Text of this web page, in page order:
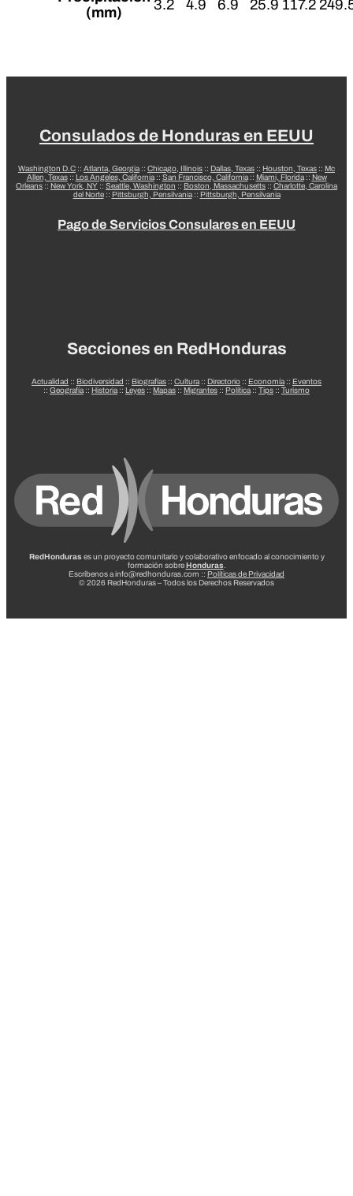
(mm)
3.2 4.9 6.9 25.9 117.2
Consulados de Honduras en EEUU
Washington D.C :: Atlanta, Georgia :: Chicago, Illinois :: Dallas, Texas :: Houston, Texas :: Mc
Allen, Texas:: Los Angeles, California:: San Francisco, California:: Miami, Florida:: New
Orleans :: New York, NY :: Seattle, Washington :: Boston, Massachusetts :: Charlotte, Carolina
del Norte:: Pittsburgh, Pensilvania:: Pittsburgh, Pensilvania
Pago de Servicios Consulares en EEUU
Secciones en RedHonduras
Actualidad :: Biodiversidad :: Biografías :: Cultura :: Directorio :: Economía :: Eventos
:: Geografía :: Historia :: Leyes :: Mapas :: Migrantes :: Política :: Tips :: Turismo
RedHonduras es un proyecto comunitario y colaborativo enfocado al conocimiento y
formación sobreHonduras
Escríbenos a info@redhonduras.com :: Políticas de Privacidad
© 2026 RedHonduras – Todos los Derechos Reservados